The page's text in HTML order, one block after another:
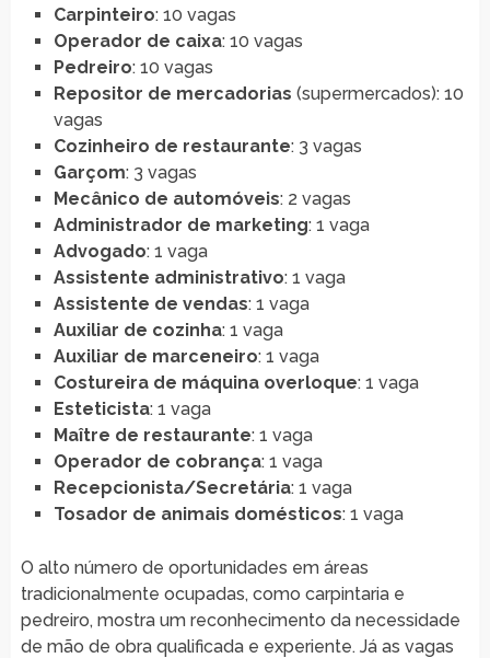
Carpinteiro: 10 vagas
Operador de caixa: 10 vagas
Pedreiro: 10 vagas
Repositor de mercadorias (supermercados): 10
vagas
Cozinheiro de restaurante: 3 vagas
Garçom: 3 vagas
Mecânico de automóveis: 2 vagas
Administrador de marketing: 1 vaga
Advogado: 1 vaga
Assistente administrativo: 1 vaga
Assistente de vendas: 1 vaga
Auxiliar de cozinha: 1 vaga
Auxiliar de marceneiro: 1 vaga
Costureira de máquina overloque: 1 vaga
Esteticista: 1 vaga
Maître de restaurante: 1 vaga
Operador de cobrança: 1 vaga
Recepcionista/Secretária: 1 vaga
Tosador de animais domésticos: 1 vaga
O alto número de oportunidades em áreas
tradicionalmente ocupadas, como carpintaria e
pedreiro, mostra um reconhecimento da necessidade
de mão de obra qualificada e experiente. Já as vagas